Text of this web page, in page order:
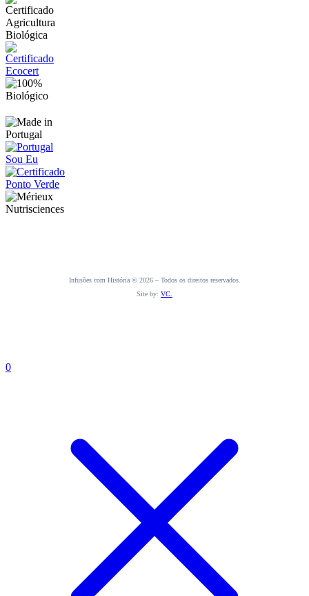
Infusões com História © 2026 – Todos os direitos reservados.
Site by: VC.
0